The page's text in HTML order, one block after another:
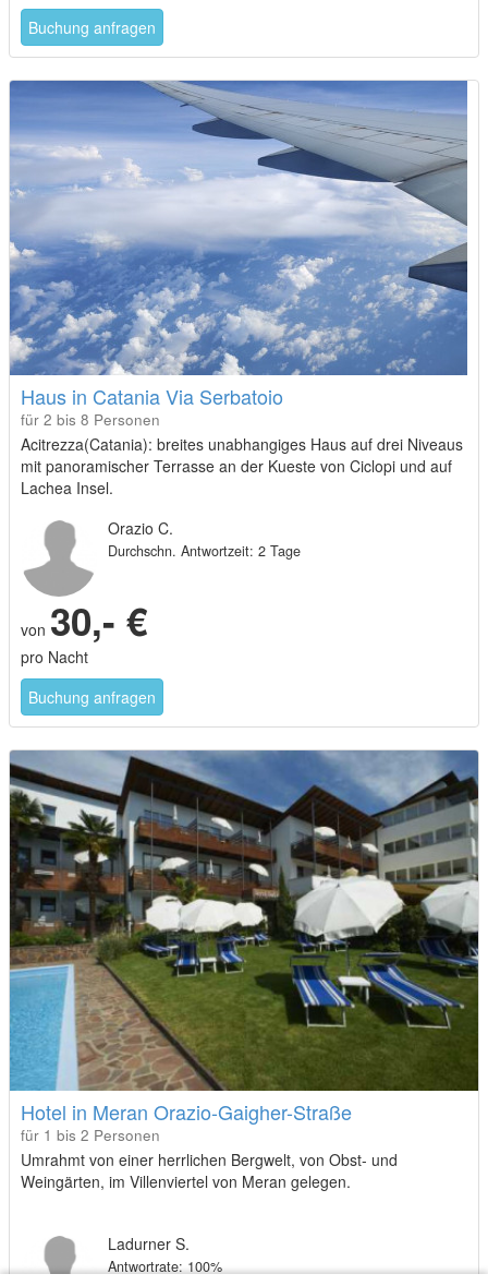
Buchung anfragen
Haus in Catania Via Serbatoio
für 2 bis 8 Personen
Acitrezza(Catania): breites unabhangiges Haus auf drei Niveaus
mit panoramischer Terrasse an der Kueste von Ciclopi und auf
Lachea Insel.
Orazio C.
Durchschn. Antwortzeit: 2 Tage
von 30,- €
pro Nacht
Buchung anfragen
Hotel in Meran Orazio-Gaigher-Straße
für 1 bis 2 Personen
Umrahmt von einer herrlichen Bergwelt, von Obst- und
Weingärten, im Villenviertel von Meran gelegen.
Ladurner S.
Antwortrate: 100%